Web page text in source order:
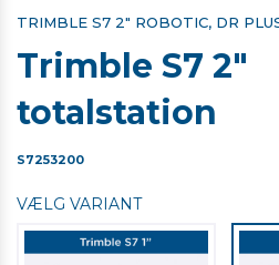
TRIMBLE S7 2" ROBOTIC, DR
Trimble S7 2"
totalstation
S7253200
VÆLG VARIANT